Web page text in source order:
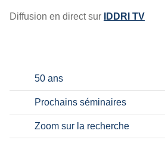
Diffusion en direct sur IDDRI TV
50 ans
Prochains séminaires
Zoom sur la recherche